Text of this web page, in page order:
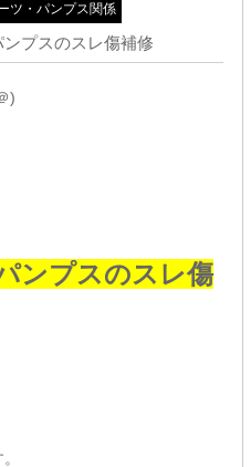
ツ・パンプス関係
ンプスのスレ傷補修
)
ンプスのスレ傷